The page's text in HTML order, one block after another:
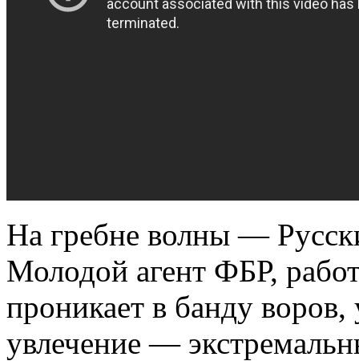
На гребне волны —
Молодой агент ФБР,
проникает в банду
увлечение —